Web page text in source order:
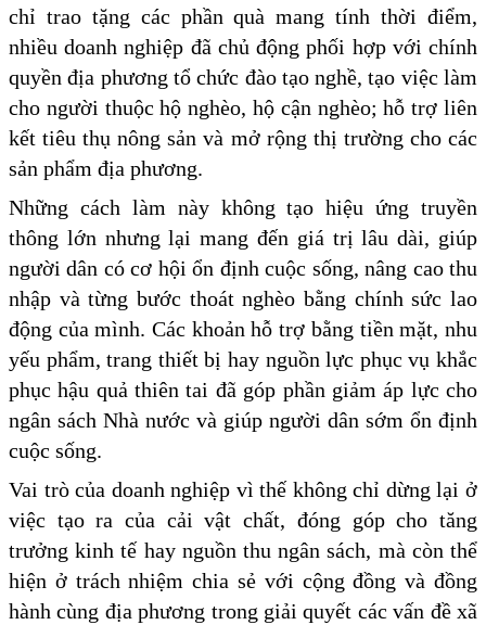
chỉ trao tặng các phần quà mang tính thời điểm,
nhiều doanh nghiệp đã chủ động phối hợp với chính
quyền địa phương tổ chức đào tạo nghề, tạo việc làm
cho người thuộc hộ nghèo, hộ cận nghèo; hỗ trợ liên
kết tiêu thụ nông sản và mở rộng thị trường cho các
sản phẩm địa phương.
Những cách làm này không tạo hiệu ứng truyền
thông lớn nhưng lại mang đến giá trị lâu dài, giúp
người dân có cơ hội ổn định cuộc sống, nâng cao thu
nhập và từng bước thoát nghèo bằng chính sức lao
động của mình. Các khoản hỗ trợ bằng tiền mặt, nhu
yếu phẩm, trang thiết bị hay nguồn lực phục vụ khắc
phục hậu quả thiên tai đã góp phần giảm áp lực cho
ngân sách Nhà nước và giúp người dân sớm ổn định
cuộc sống.
Vai trò của doanh nghiệp vì thế không chỉ dừng lại ở
việc tạo ra của cải vật chất, đóng góp cho tăng
trưởng kinh tế hay nguồn thu ngân sách, mà còn thể
hiện ở trách nhiệm chia sẻ với cộng đồng và đồng
hành cùng địa phương trong giải quyết các vấn đề xã